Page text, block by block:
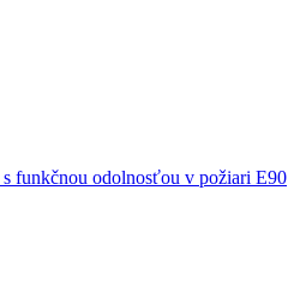
funkčnou odolnosťou v požiari E90